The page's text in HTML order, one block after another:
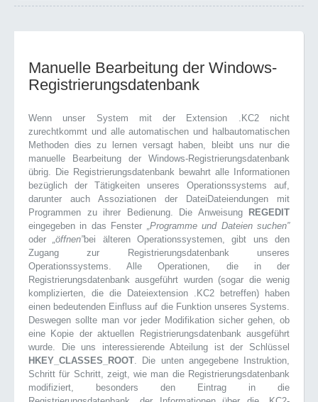
Manuelle Bearbeitung der Windows-
Registrierungsdatenbank
Wenn unser System mit der Extension .KC2 nicht
zurechtkommt und alle automatischen und halbautomatischen
Methoden dies zu lernen versagt haben, bleibt uns nur die
manuelle Bearbeitung der Windows-Registrierungsdatenbank
übrig. Die Registrierungsdatenbank bewahrt alle Informationen
bezüglich der Tätigkeiten unseres Operationssystems auf,
darunter auch Assoziationen der DateiDateiendungen mit
Programmen zu ihrer Bedienung. Die Anweisung
REGEDIT
eingegeben in das Fenster „Programme und Dateien suchen”
oder„öffnen”bei älteren Operationssystemen, gibt uns den
Zugang zur Registrierungsdatenbank unseres
Operationssystems. Alle Operationen, die in der
Registrierungsdatenbank ausgeführt wurden (sogar die wenig
komplizierten, die die Dateiextension .KC2 betreffen) haben
einen bedeutenden Einfluss auf die Funktion unseres Systems.
Deswegen sollte man vor jeder Modifikation sicher gehen, ob
eine Kopie der aktuellen Registrierungsdatenbank ausgeführt
wurde. Die uns interessierende Abteilung ist der Schlüssel
HKEY_CLASSES_ROOT. Die unten angegebene Instruktion,
Schritt für Schritt, zeigt, wie man die Registrierungsdatenbank
modifiziert, besonders den Eintrag in die